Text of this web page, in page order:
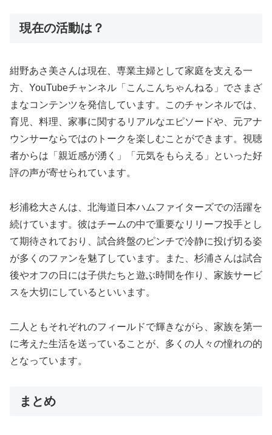
現在の活動は？
紺野あさ美さんは現在、専業主婦として家庭を支える一
方、YouTubeチャンネル「こんこんちゃんねる」でさまざ
まなコンテンツを発信しています。このチャンネルでは、
育児、料理、家事に関するリアルなエピソードや、元アナ
ウンサーならではのトークを楽しむことができます。視聴
者からは「親近感が湧く」「元気をもらえる」といった好
評の声が寄せられています。
杉浦稔大さんは、北海道日本ハムファイターズでの活躍を
続けています。彼はチームの中で重要なリリーフ投手とし
て期待されており、試合終盤のピンチで冷静に投げ切る姿
が多くのファンを魅了しています。また、杉浦さんは試合
後やオフの日には子供たちと遊ぶ時間を作り、家族サービ
スを大切にしているといいます。
二人ともそれぞれのフィールドで輝きながら、家族を第一
に考えた生活を送っていることが、多くの人々の憧れの的
となっています。
まとめ